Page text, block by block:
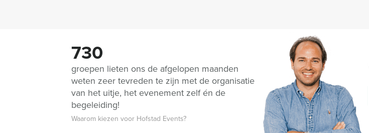
730
groepen lieten ons de afgelopen maanden
weten zeer tevreden te zijn met de organisatie
van het uitje, het evenement zelf én de
begeleiding!
Waarom kiezen voor Hofstad Events?